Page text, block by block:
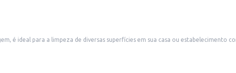
é ideal para a limpeza de diversas superfícies em sua casa ou